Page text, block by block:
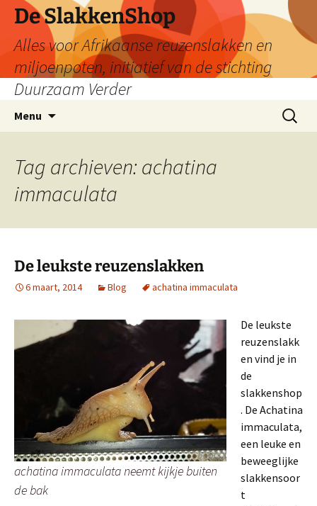
De SlakkenShop
Alles voor Afrikaanse reuzenslakken en
miljoenpoten, initiatief van de stichting
Duurzaam Verder
Menu
inhoud
Zoeken
naar:
Tag archieven: achatina
immaculata
De leukste reuzenslakken
6 maart, 2014 Blog achatina immaculata
achatina immaculata neemt kijkje buiten
de bak
De leukste
reuzenslakk
en vind je in
de
slakkenshop
. De Achatina
immaculata,
een leuke en
beweeglijke
slakkensoor
t